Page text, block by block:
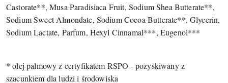
Castorate**, Musa Paradisiaca Fruit, Sodium Shea Butterate**,
Sodium Sweet Almondate, Sodium Cocoa Butterate**, Glycerin,
Sodium Lactate, Parfum, Hexyl Cinnamal***, Eugenol***
* olej palmowy z certyfikatem RSPO - pozyskiwany z
szacunkiem dla ludzi i środowiska